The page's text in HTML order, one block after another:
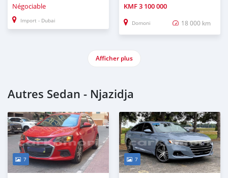
Négociable
Import - Dubai
KMF3 100 000
Domoni 18 000 km
Afficher plus
Autres Sedan - Njazidja
7 7